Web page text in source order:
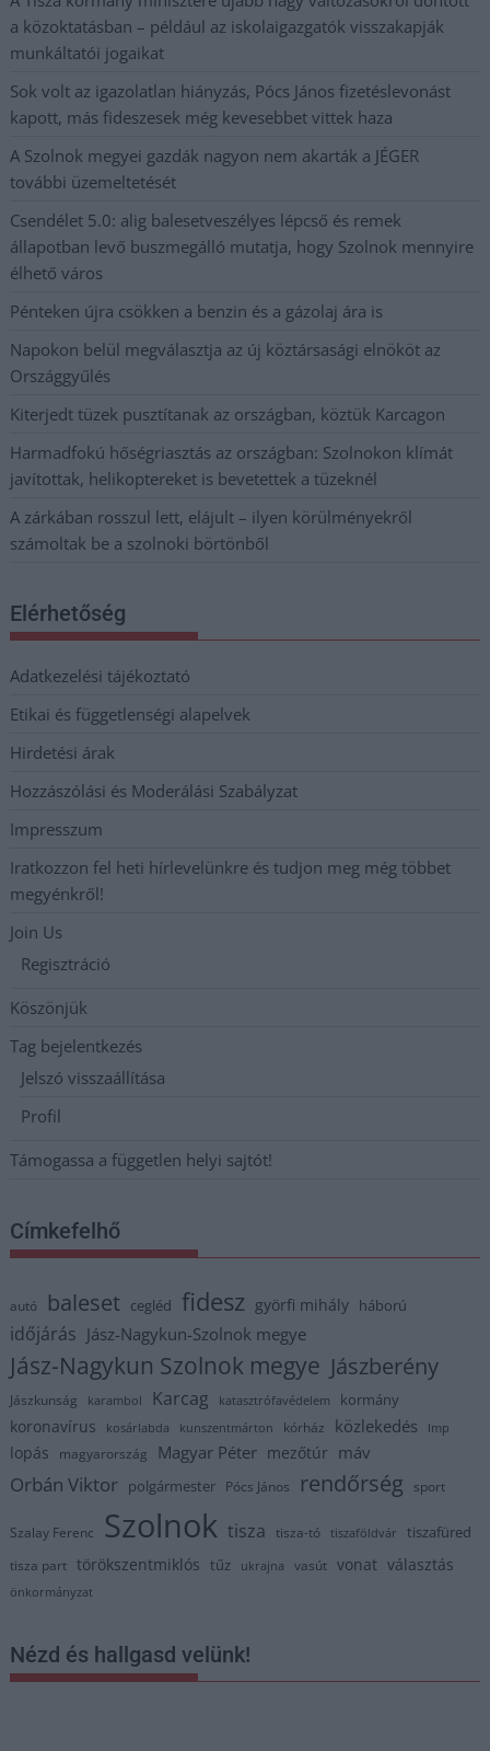
a közoktatásban – például az iskolaigazgatók visszakapják
munkáltatói jogaikat
Sok volt az igazolatlan hiányzás, Pócs János fizetéslevonást
kapott, más fideszesek még kevesebbet vittek haza
A Szolnok megyei gazdák nagyon nem akarták a JÉGER
további üzemeltetését
Csendélet 5.0: alig balesetveszélyes lépcső és remek
állapotban levő buszmegálló mutatja, hogy Szolnok mennyire
élhető város
Pénteken újra csökken a benzin és a gázolaj ára is
Napokon belül megválasztja az új köztársasági elnököt az
Országgyűlés
Kiterjedt tüzek pusztítanak az országban, köztük Karcagon
Harmadfokú hőségriasztás az országban: Szolnokon klímát
javítottak, helikoptereket is bevetettek a tüzeknél
A zárkában rosszul lett, elájult – ilyen körülményekről
számoltak be a szolnoki börtönből
Elérhetőség
Adatkezelési tájékoztató
Etikai és függetlenségi alapelvek
Hirdetési árak
Hozzászólási és Moderálási Szabályzat
Impresszum
Iratkozzon fel heti hírlevelünkre és tudjon meg még többet
megyénkről!
Join Us
Regisztráció
Köszönjük
Tag bejelentkezés
Jelszó visszaállítása
Profil
Támogassa a független helyi sajtót!
Címkefelhő
autó baleset cegléd fidesz györfi mihály háború
időjárás Jász-Nagykun-Szolnok megye
Jász-Nagykun Szolnok megye Jászberény
Jászkunság karambol Karcag katasztrófavédelem kormány
koronavírus kosárlabda kunszentmárton kórház közlekedés lmp
lopás magyarország Magyar Péter mezőtúr máv
Orbán Viktor polgármester Pócs János rendőrség sport
Szalay Ferenc Szolnok tisza tisza-tó tiszaföldvár tiszafüred
tisza part törökszentmiklós tűz ukrajna vasút vonat választás
önkormányzat
Nézd és hallgasd velünk!